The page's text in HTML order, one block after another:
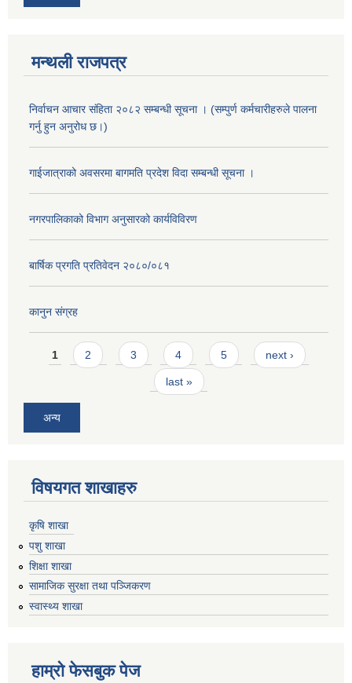
मन्थली राजपत्र
निर्वाचन आचार संहिता २०८२ सम्बन्धी सूचना । (सम्पुर्ण कर्मचारीहरुले पालना
गर्नु हुन अनुरोध छ।)
गाईजात्राको अवसरमा बागमति प्रदेश विदा सम्बन्धी सूचना ।
नगरपालिकाको विभाग अनुसारको कार्यविविरण
बार्षिक प्रगति प्रतिवेदन २०८०/०८१
कानुन संग्रह
Pages
1 2 3 4 5 next ›
last »
अन्य
विषयगत शाखाहरु
कृषि शाखा
पशु शाखा
शिक्षा शाखा
सामाजिक सुरक्षा तथा पञ्जिकरण
स्वास्थ्य शाखा
हाम्रो फेसबुक पेज